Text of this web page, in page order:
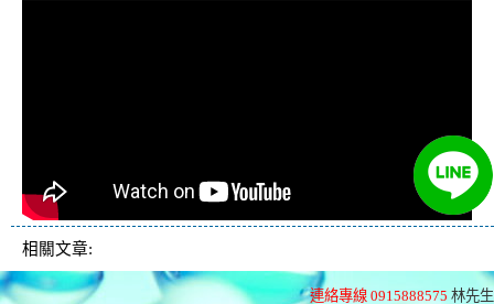
相關文章:
連絡專線 0915888575 林先生